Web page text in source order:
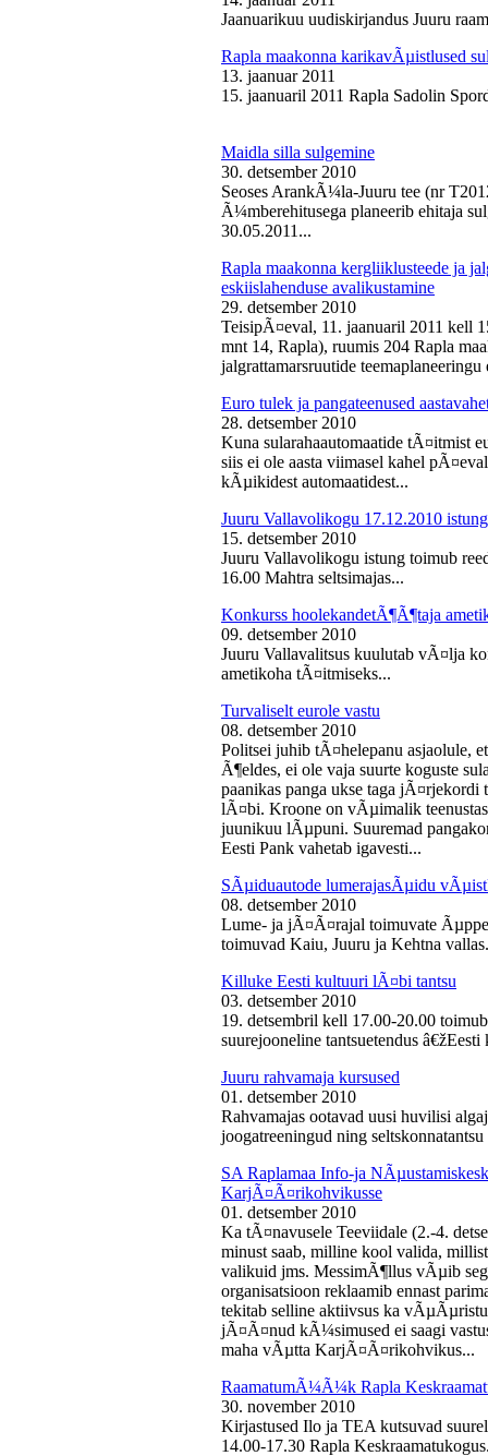
Jaanuarikuu uudiskirjandus Juuru
Rapla maakonna karikavÃµistlused
13. jaanuar 2011
15. jaanuaril 2011 Rapla Sadolin
Maidla silla sulgemine
30. detsember 2010
Seoses ArankÃ¼la-Juuru tee (nr
Ã¼mberehitusega planeerib ehitaja
30.05.2011...
Rapla maakonna kergliiklusteede ja
eskiislahenduse avalikustamine
29. detsember 2010
TeisipÃ¤eval, 11. jaanuaril 2011 kell
mnt 14, Rapla), ruumis 204 Rapla
jalgrattamarsruutide
Euro tulek ja pangateenused
28. detsember 2010
Kuna sularahaautomaatide tÃ¤itmist
siis ei ole aasta viimasel kahel
kÃµikidest automaatidest...
Juuru Vallavolikogu 17.12.2010 istung
15. detsember 2010
Juuru Vallavolikogu istung toimub
16.00 Mahtra seltsimajas...
Konkurss hoolekandetÃ¶Ã¶taja
09. detsember 2010
Juuru Vallavalitsus kuulutab vÃ¤lja
ametikoha tÃ¤itmiseks...
Turvaliselt eurole vastu
08. detsember 2010
Politsei juhib tÃ¤helepanu asjaolule,
Ã¶eldes, ei ole vaja suurte koguste
paanikas panga ukse taga
lÃ¤bi. Kroone on vÃµimalik
juunikuu lÃµpuni. Suuremad
Eesti Pank vahetab igavesti...
SÃµiduautode lumerajasÃµidu
08. detsember 2010
Lume- ja jÃ¤Ã¤rajal toimuvate
toimuvad Kaiu, Juuru ja Kehtna
Killuke Eesti kultuuri lÃ¤bi tantsu
03. detsember 2010
19. detsembril kell 17.00-20.00
suurejooneline tantsuetendus
Juuru rahvamaja kursused
01. detsember 2010
Rahvamajas ootavad uusi huvilisi
joogatreeningud ning seltskonnatantsu
SA Raplamaa Info-ja
KarjÃ¤Ã¤rikohvikusse
01. detsember 2010
Ka tÃ¤navusele Teeviidale (2.-4.
minust saab, milline kool valida,
valikuid jms. MessimÃ¶llus vÃµib
organisatsioon reklaamib ennast
tekitab selline aktiivsus ka
jÃ¤Ã¤nud kÃ¼simused ei saagi
maha vÃµtta KarjÃ¤Ã¤rikohvikus...
RaamatumÃ¼Ã¼k Rapla
30. november 2010
Kirjastused Ilo ja TEA kutsuvad
14.00-17.30 Rapla